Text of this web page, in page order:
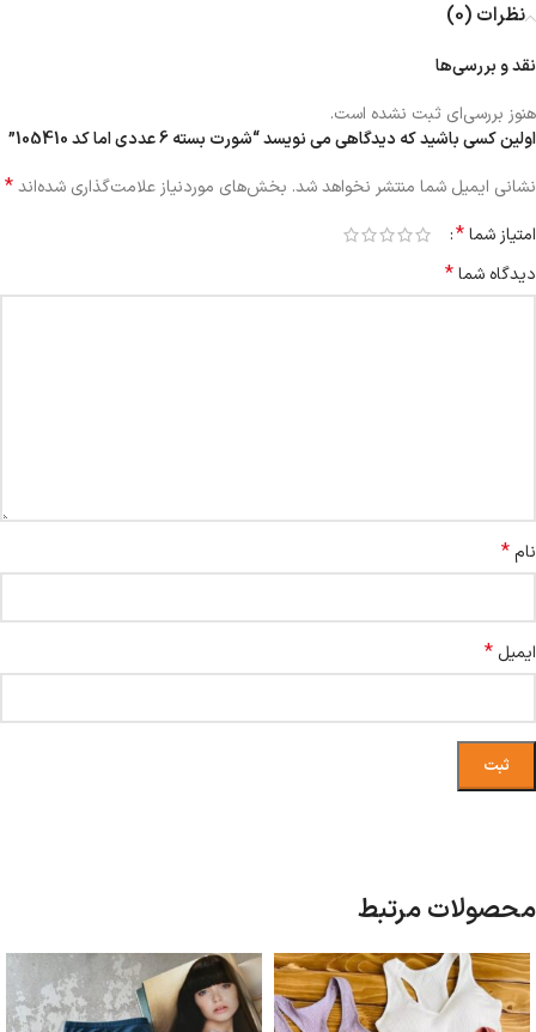
نظرات (0)
نقد و بررسی‌ها
هنوز بررسی‌ای ثبت نشده است.
اولین کسی باشید که دیدگاهی می نویسد “شورت بسته 6 عددی اما کد 105410”
نشانی ایمیل شما منتشر نخواهد شد. بخش‌های موردنیاز علامت‌گذاری شده‌اند*
امتیاز شما*
دیدگاه شما*
نام*
ایمیل *
محصولات مرتبط